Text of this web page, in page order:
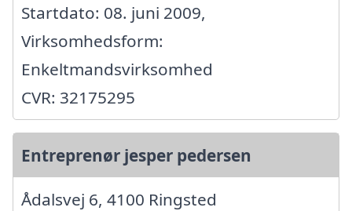
Startdato: 08. juni 2009,
Virksomhedsform:
Enkeltmandsvirksomhed
CVR: 32175295
Entreprenør jesper pedersen
Ådalsvej 6, 4100 Ringsted